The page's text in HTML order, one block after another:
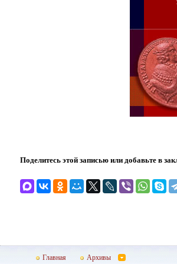
Поделитесь этой записью или добавьте в
Главная Архивы